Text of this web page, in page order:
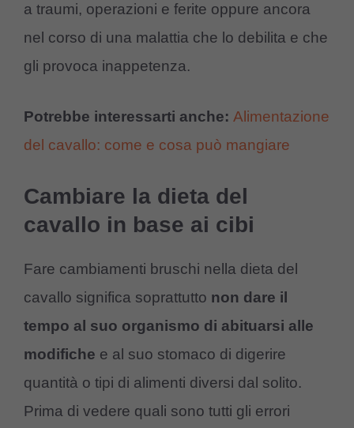
a traumi, operazioni e ferite oppure ancora
nel corso di una malattia che lo debilita e che
gli provoca inappetenza.
Potrebbe interessarti anche: Alimentazione
del cavallo: come e cosa può mangiare
Cambiare la dieta del
cavallo in base ai cibi
Fare cambiamenti bruschi nella dieta del
cavallo significa soprattutto non dare il
tempo al suo organismo di abituarsi alle
modifiche e al suo stomaco di digerire
quantità o tipi di alimenti diversi dal solito.
Prima di vedere quali sono tutti gli errori